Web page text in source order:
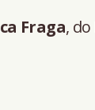
Fraga, do